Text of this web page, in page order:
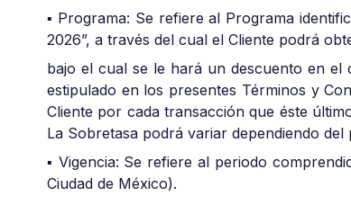
▪ Programa: Se refiere al Programa
2026”, a través del cual el Cliente podrá
bajo el cual se le hará un descuento en
estipulado en los presentes Términos y
Cliente por cada transacción que éste
La Sobretasa podrá variar dependiendo
▪ Vigencia: Se refiere al periodo
Ciudad de México).